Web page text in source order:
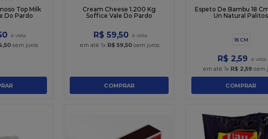
Top Milk
Do Pardo
,50 sem juros
Cream Cheese 1,200 Kg
Soffice Vale Do Pardo
R$ 59,50
em até 1x R$ 59,50sem juros
COMPRAR
Espeto De Bambu 18
Un Natural Palitos
18 CM
R$ 2,59
em até 1x R$ 2,59 sem
COMPRAR